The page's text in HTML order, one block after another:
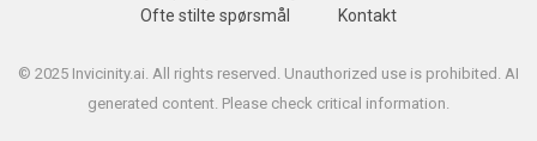
Ofte stilte spørsmål
Kontakt
© 2025 Invicinity.ai. All rights reserved. Unauthorized use is prohibited. AI
generated content. Please check critical information.